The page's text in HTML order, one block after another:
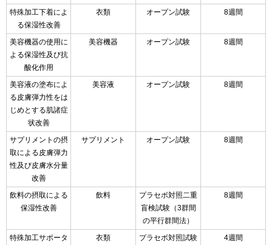
特殊加工下着によ
る保湿性改善
衣類 オープン試験 8週間
美容機器の使用に
よる保湿性及び抗
酸化作用
美容機器 オープン試験 8週間
美容液の塗布によ
る皮膚弾力性をは
じめとする肌諸症
状改善
美容液 オープン試験 8週間
サプリメントの摂
取による皮膚弾力
性及び皮膚水分量
改善
サプリメント オープン試験 8週間
飲料の摂取による
保湿性改善
飲料
プラセボ対照二重
盲検試験（3群間
の平行群間法）
8週間
特殊加工サポータ
衣類
プラセボ対照試験
4週間